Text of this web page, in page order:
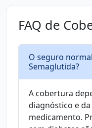
FAQ de
O seguro
Semaglutida?
A cobertura
diagnóstico e
medicamento.